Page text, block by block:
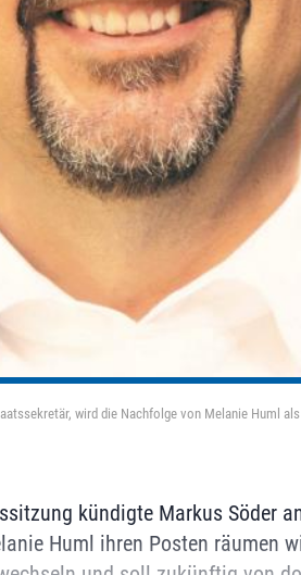
wird die Nachfolge von Melanie Huml
kündigte Markus Söder
Huml ihren Posten räumen